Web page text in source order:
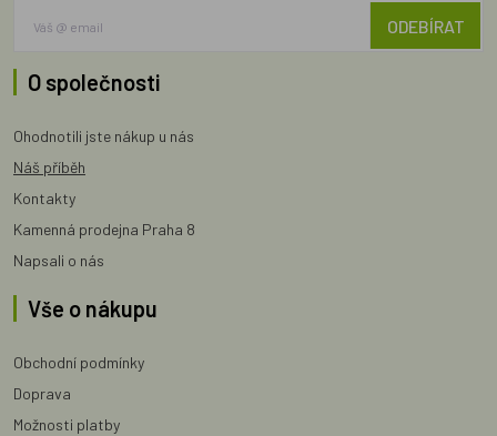
ODEBÍRAT
O společnosti
Ohodnotili jste nákup u nás
Náš příběh
Kontakty
Kamenná prodejna Praha 8
Napsali o nás
Vše o nákupu
Obchodní podmínky
Doprava
Možnosti platby